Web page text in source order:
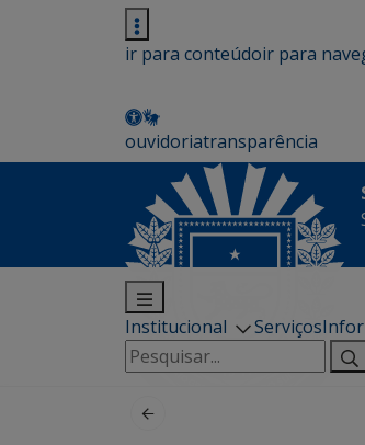
ir para conteúdoir para
ouvidoriatransparência
Institucional Serviços
Pesquisar
por: